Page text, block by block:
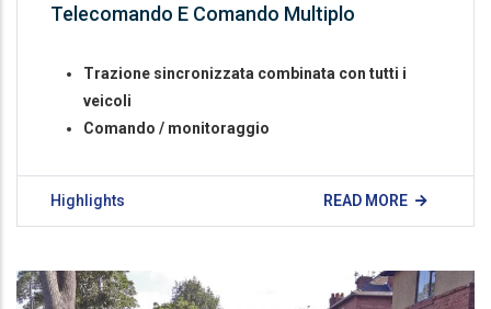
Telecomando E Comando Multiplo
Trazione sincronizzata combinata con tutti i
veicoli
Comando / monitoraggio
Highlights READ MORE